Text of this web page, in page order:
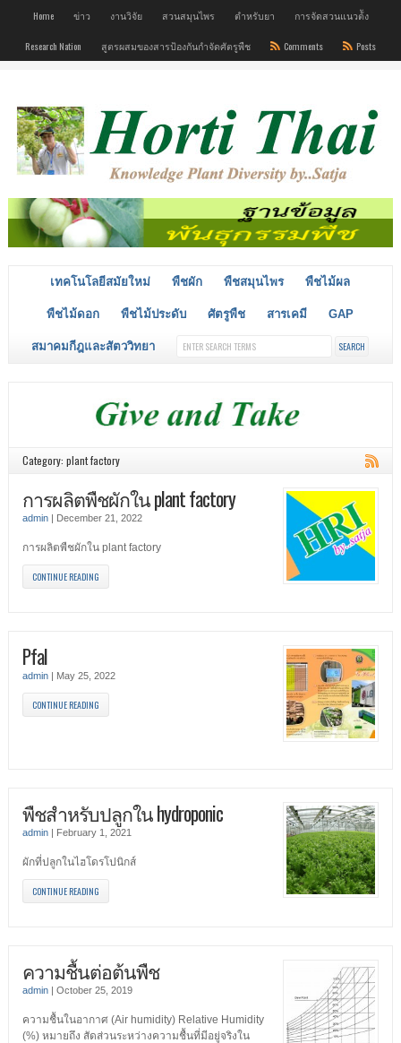
Home ข่าว งานวิจัย สวนสมุนไพร ตำหรับยา การจัดสวนแนวต้ัง
Research Nation สูตรผสมของสารป้องกันกำจัดศัตรูพืช Comments Posts
เทคโนโลยีสมัยใหม่ พืชผัก พืชสมุนไพร พืชไม้ผล
พืชไม้ดอก พืชไม้ประดับ ศัตรูพืช สารเคมี GAP
สมาคมกีฎและสัตววิทยา
Category: plant factory
การผลิตพืชผักใน plant factory
admin| December 21, 2022
การผลิตพืชผักใน plant factory
CONTINUE READING
Pfal
admin| May 25, 2022
CONTINUE READING
พืชสำหรับปลูกใน hydroponic
admin| February 1, 2021
ผักที่ปลูกในไฮโดรโปนิกส์
CONTINUE READING
ความชื้นต่อต้นพืช
admin| October 25, 2019
ความชื้นในอากาศ (Air humidity) Relative Humidity
(%) หมายถึง สัดส่วนระหว่างความชื้นที่มีอยู่จริงใน